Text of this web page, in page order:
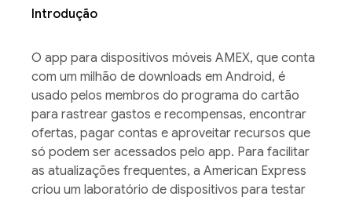
Introdução
O app para dispositivos móveis AMEX, que conta
com um milhão de downloads em Android, é
usado pelos membros do programa do cartão
para rastrear gastos e recompensas, encontrar
ofertas, pagar contas e aproveitar recursos que
só podem ser acessados pelo app. Para facilitar
as atualizações frequentes, a American Express
criou um laboratório de dispositivos para testar